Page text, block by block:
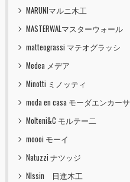
MARUNIマルニ木工
MASTERWALマスターウォール
matteograssi マテオグラッシ
Medea メデア
Minotti ミノッティ
moda en casa モーダエンカーサ
Molteni&C モルテー二
moooi モーイ
Natuzzi ナツッジ
NIssin 日進木工